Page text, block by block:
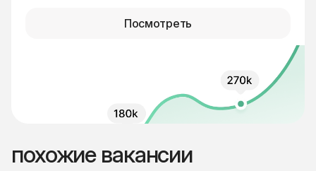
Посмотреть
похожие вакансии